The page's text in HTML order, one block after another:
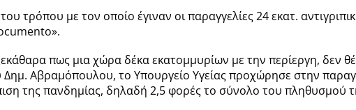
τρόπου με τον οποίο έγιναν οι παραγγελίες 24 εκατ.
πως μια χώρα δέκα εκατομμυρίων με την περίεργη, δεν
Δημ. Αβραμόπουλου, το Υπουργείο Υγείας προχώρησε στην
της πανδημίας, δηλαδή 2,5 φορές το σύνολο του πληθυσμού